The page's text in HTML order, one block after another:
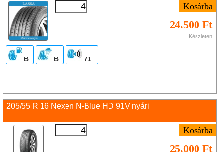
24.500 Ft
Készleten
B B 71
205/55 R 16 Nexen N-Blue HD 91V nyári
25.000 Ft